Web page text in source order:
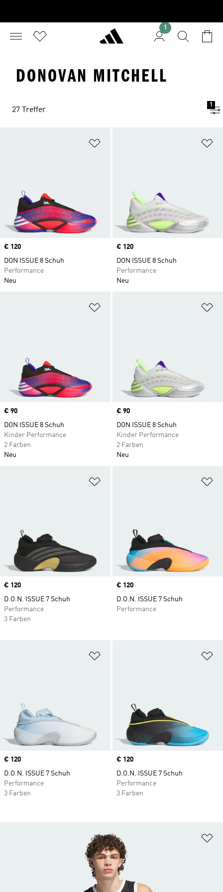
1
DONOVAN MITCHELL
27 Treffer
1
Price
€ 120
DON ISSUE 8 Schuh
Performance
Neu
Price
€ 120
DON ISSUE 8 Schuh
Performance
Neu
Price
€ 90
DON ISSUE 8 Schuh
Kinder Performance
2 Farben
Neu
Price
€ 90
DON ISSUE 8 Schuh
Kinder Performance
2 Farben
Neu
Price
€ 120
D.O.N. ISSUE 7 Schuh
Performance
3 Farben
Price
€ 120
D.O.N. ISSUE 7 Schuh
Performance
Price
€ 120
D.O.N. ISSUE 7 Schuh
Performance
3 Farben
Price
€ 120
D.O.N. ISSUE 7 Schuh
Performance
3 Farben